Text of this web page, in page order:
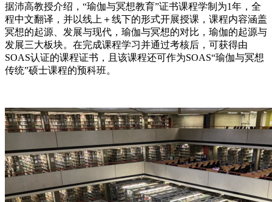
据沛高教授介绍，“瑜伽与冥想教育”证书课程学制为1年，全
程中文翻译，并以线上＋线下的形式开展授课，课程内容涵盖
冥想的起源、发展与现代，瑜伽与冥想的对比，瑜伽的起源与
发展三大板块。在完成课程学习并通过考核后，可获得由
SOAS认证的课程证书，且该课程还可作为SOAS“瑜伽与冥想
传统”硕士课程的预科班。